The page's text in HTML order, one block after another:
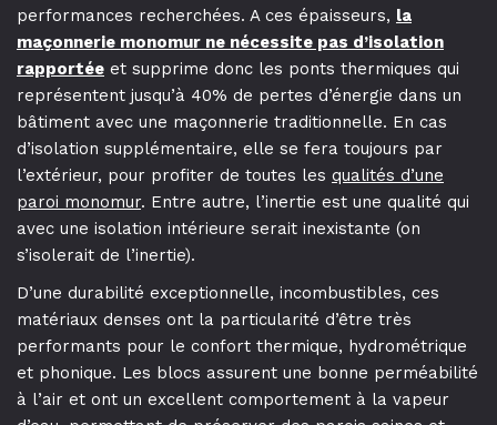
performances recherchées. A ces épaisseurs, la
maçonnerie monomur ne nécessite pas d’isolation
rapportée et supprime donc les ponts thermiques qui
représentent jusqu’à 40% de pertes d’énergie dans un
bâtiment avec une maçonnerie traditionnelle. En cas
d’isolation supplémentaire, elle se fera toujours par
l’extérieur, pour profiter de toutes les qualités d’une
paroi monomur. Entre autre, l’inertie est une qualité qui
avec une isolation intérieure serait inexistante (on
s’isolerait de l’inertie).
D’une durabilité exceptionnelle, incombustibles, ces
matériaux denses ont la particularité d’être très
performants pour le confort thermique, hydrométrique
et phonique. Les blocs assurent une bonne perméabilité
à l’air et ont un excellent comportement à la vapeur